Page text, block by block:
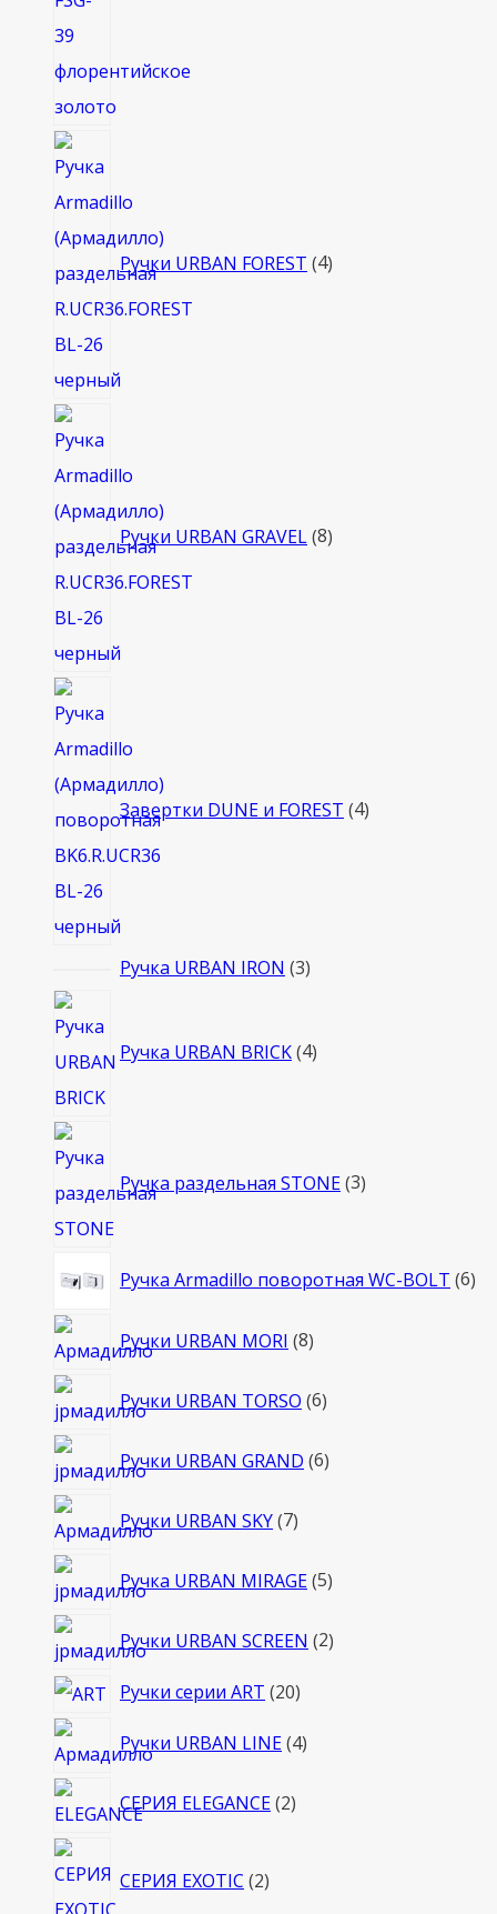
Ручки URBAN FOREST 4
Ручки URBAN GRAVEL 8
Завертки DUNE и FOREST 4
Ручка URBAN IRON 33
Ручка URBAN BRICK 4товара
Ручка раздельная STONE 3товара
Ручка Armadillo поворотная WC-BOLT 66
Ручки URBAN MORI 88
Ручки URBAN TORSO 66
Ручки URBAN GRAND 66
Ручки URBAN SKY 77
Ручка URBAN MIRAGE 55
Ручки URBAN SCREEN 22
Ручки серии ART 2020
Ручки URBAN LINE 44
СЕРИЯ ELEGANCE 22
СЕРИЯ EXOTIC 2товара